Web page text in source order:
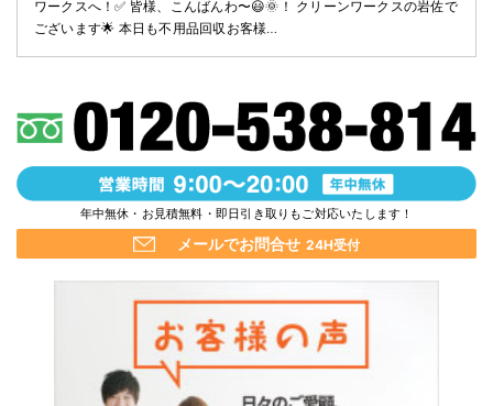
ワークスへ！✅️ 皆様、こんばんわ〜😃🌞！ クリーンワークスの岩佐で
ございます🌟 本日も不用品回収お客様…
年中無休・お見積無料・即日引き取りもご対応いたします！
メールでお問合せ 24H受付